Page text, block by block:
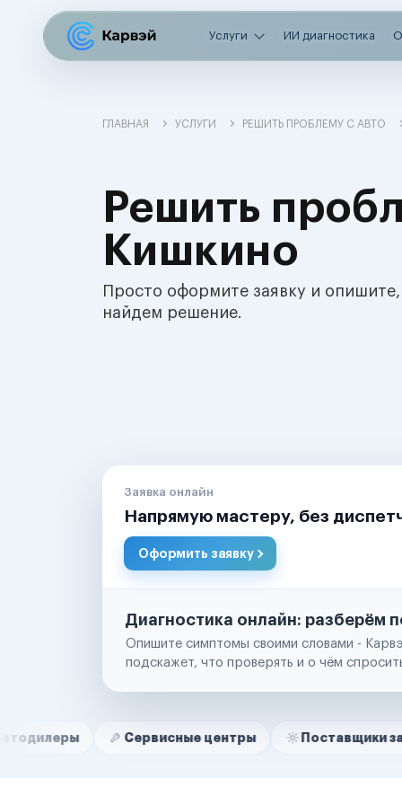
Услуги ИИ диагностика
ГЛАВНАЯ УСЛУГИ РЕШИТЬ ПРОБЛЕМУ С АВТО
Решить
Кишкино
Просто оформите заявку и
найдем решение.
Заявка онлайн
Напрямую мастеру, без
Оформить заявку
Диагностика онлайн: разберём
Опишите симптомы своими словами -
подскажет, что проверять и о чём
Нам доверяют
Сервисные центры Поставщики запчастей
Маркетплейсы